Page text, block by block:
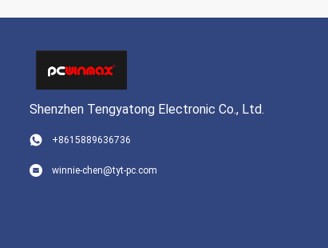
Shenzhen Tengyatong Electronic Co., Ltd.
+8615889636736
winnie-chen@tyt-pc.com